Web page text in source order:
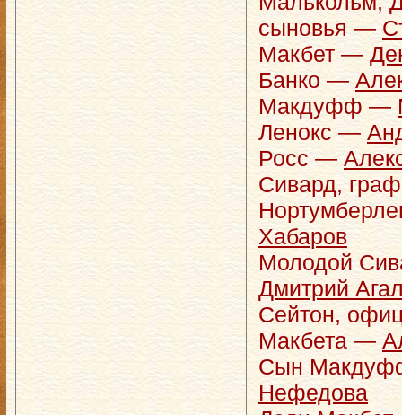
сыновья —
Макбет —
Банко —
Макдуфф —
Ленокс —
Росс —
Сивард, граф
Хабаров
Молодой
Дмитрий
Сейтон,
Макбета —
Сын
Нефедова